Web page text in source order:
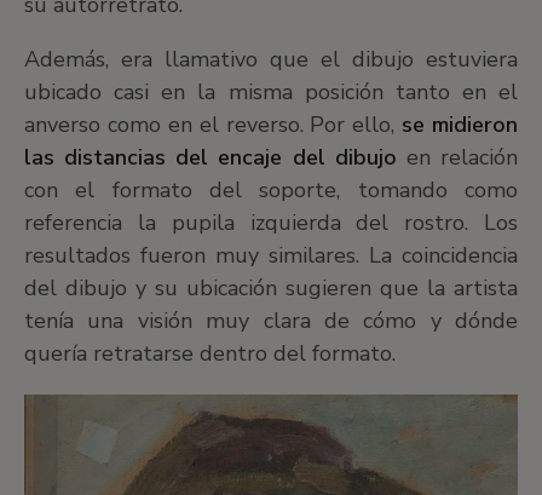
Además, era llamativo que el dibujo estuviera
ubicado casi en la misma posición tanto en el
anverso como en el reverso. Por ello, se midieron
las distancias del encaje del dibujo en relación
con el formato del soporte, tomando como
referencia la pupila izquierda del rostro. Los
resultados fueron muy similares. La coincidencia
del dibujo y su ubicación sugieren que la artista
tenía una visión muy clara de cómo y dónde
quería retratarse dentro del formato.